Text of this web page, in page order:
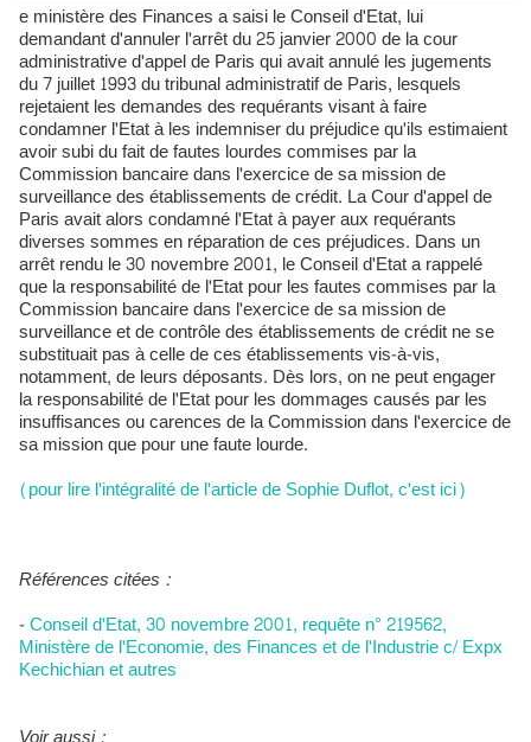
e ministère des Finances a saisi le Conseil d'Etat, lui
demandant d'annuler l'arrêt du 25 janvier 2000 de la cour
administrative d'appel de Paris qui avait annulé les jugements
du 7 juillet 1993 du tribunal administratif de Paris, lesquels
rejetaient les demandes des requérants visant à faire
condamner l'Etat à les indemniser du préjudice qu'ils estimaient
avoir subi du fait de fautes lourdes commises par la
Commission bancaire dans l'exercice de sa mission de
surveillance des établissements de crédit. La Cour d'appel de
Paris avait alors condamné l'Etat à payer aux requérants
diverses sommes en réparation de ces préjudices. Dans un
arrêt rendu le 30 novembre 2001, le Conseil d'Etat a rappelé
que la responsabilité de l'Etat pour les fautes commises par la
Commission bancaire dans l'exercice de sa mission de
surveillance et de contrôle des établissements de crédit ne se
substituait pas à celle de ces établissements vis-à-vis,
notamment, de leurs déposants. Dès lors, on ne peut engager
la responsabilité de l'Etat pour les dommages causés par les
insuffisances ou carences de la Commission dans l'exercice de
sa mission que pour une faute lourde.
(pour lire l'intégralité de l'article de Sophie Duflot, c'est ici)
Références citées :
-Conseil d'Etat, 30 novembre 2001, requête n° 219562,
Ministère de l'Economie, des Finances et de l'Industrie c/ Expx
Kechichian et autres